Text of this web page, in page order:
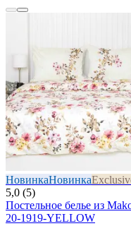
НовинкаНовинка
5,0 (5)
Постельное белье из
20-1919-YELLOW